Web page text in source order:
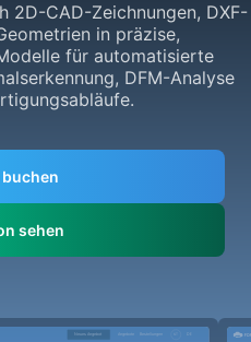
2D-CAD-Zeichnungen, DXF-
in präzise,
für automatisierte
DFM-Analyse
buchen
sehen